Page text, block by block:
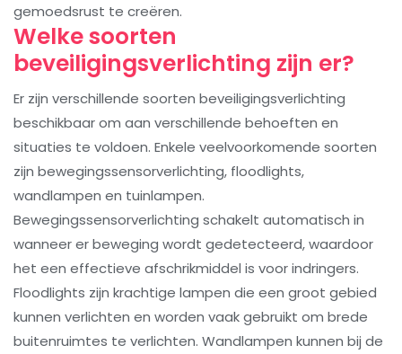
gemoedsrust te creëren.
Welke soorten
beveiligingsverlichting zijn er?
Er zijn verschillende soorten beveiligingsverlichting
beschikbaar om aan verschillende behoeften en
situaties te voldoen. Enkele veelvoorkomende soorten
zijn bewegingssensorverlichting, floodlights,
wandlampen en tuinlampen.
Bewegingssensorverlichting schakelt automatisch in
wanneer er beweging wordt gedetecteerd, waardoor
het een effectieve afschrikmiddel is voor indringers.
Floodlights zijn krachtige lampen die een groot gebied
kunnen verlichten en worden vaak gebruikt om brede
buitenruimtes te verlichten. Wandlampen kunnen bij de